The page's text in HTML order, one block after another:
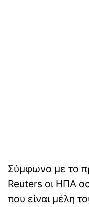
Σύμφωνα με το
Reuters οι ΗΠΑ
που είναι μέλη